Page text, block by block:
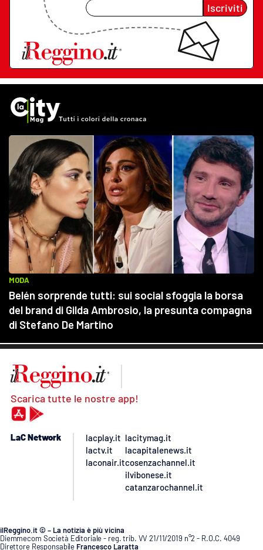
Iscriviti
Scarica tutte le nostre app!
LaC Network
lacplay.it
lactv.it
laconair.it
lacitymag.it
lacapitalenews.it
cosenzachannel.it
ilvibonese.it
catanzarochannel.it
ilReggino.it © – La notizia è più vicina
Diemmecom Società Editoriale - reg. trib. VV 21/11/2019 n°2 - R.O.C. 4049
Direttore Responsabile Francesco Laratta